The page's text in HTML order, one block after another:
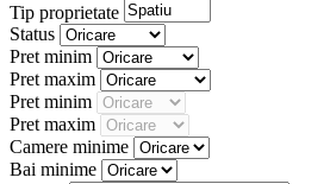
Tip proprietate
Status
Pret minim
Pret maxim
Pret minim
Pret maxim
Camere minime
Bai minime